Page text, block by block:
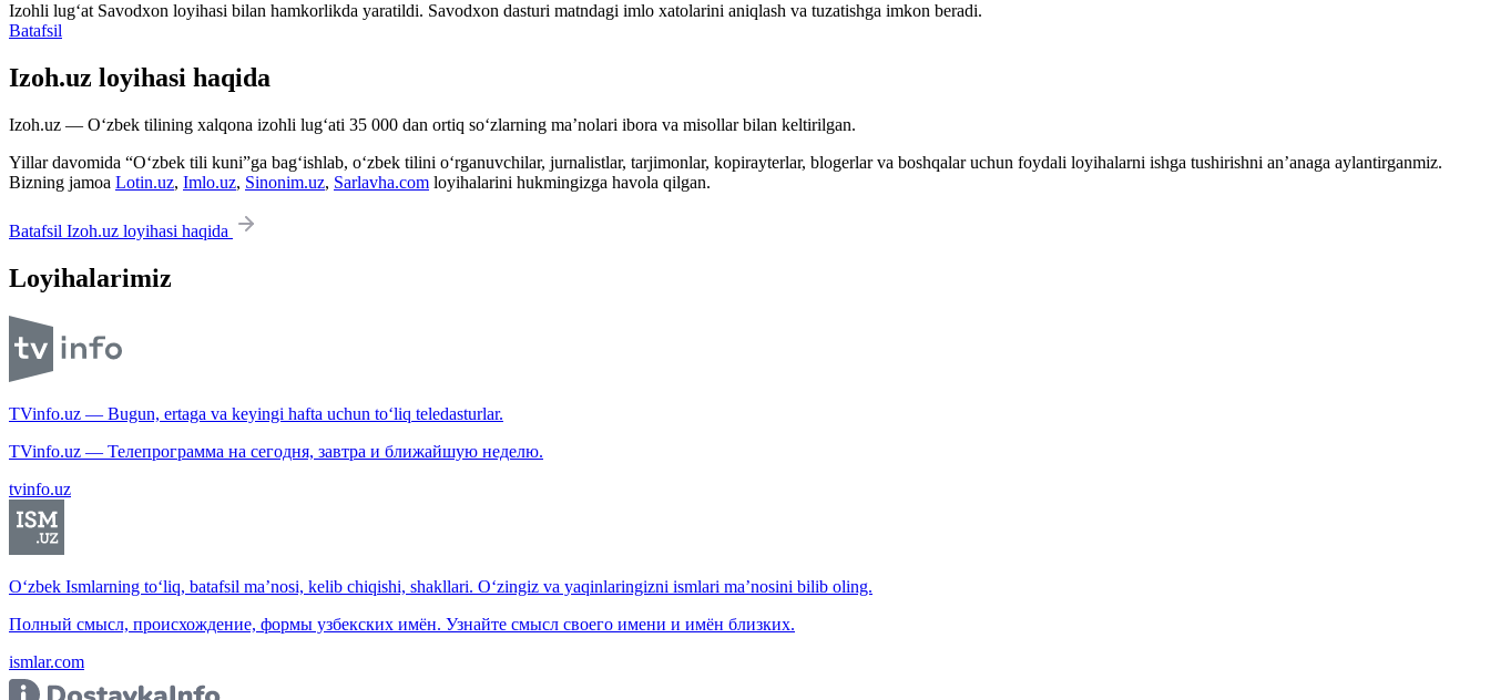
Izohli lugʻat Savodxon loyihasi bilan hamkorlikda yaratildi. Savodxon dasturi matndagi imlo xatolarini aniqlash va tuzatishga imkon beradi.
Batafsil
Izoh.uz loyihasi haqida
Izoh.uz — O‘zbek tilining xalqona izohli lug‘ati 35 000 dan ortiq so‘zlarning ma’nolari ibora va misollar bilan keltirilgan.
Yillar davomida “O‘zbek tili kuni”ga bag‘ishlab, o‘zbek tilini o‘rganuvchilar, jurnalistlar, tarjimonlar, kopirayterlar, blogerlar va boshqalar uchun foydali loyihalarni ishga tushirishni an’anaga aylantirganmiz.
Bizning jamoa Lotin.uz, Imlo.uz, Sinonim.uz, Sarlavha.com loyihalarini hukmingizga havola qilgan.
Batafsil Izoh.uz loyihasi haqida
Loyihalarimiz
TVinfo.uz — Bugun, ertaga va keyingi hafta uchun to‘liq teledasturlar.
TVinfo.uz — Телепрограмма на сегодня, завтра и ближайшую неделю.
tvinfo.uz
O‘zbek Ismlarning to‘liq, batafsil ma’nosi, kelib chiqishi, shakllari. O‘zingiz va yaqinlaringizni ismlari ma’nosini bilib oling.
Полный смысл, происхождение, формы узбекских имён. Узнайте смысл своего имени и имён близких.
ismlar.com